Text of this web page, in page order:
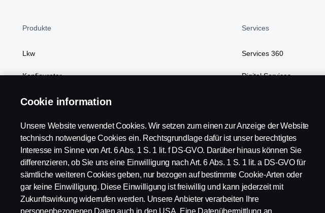
Produkte
Lkw
Konfigurator
Linien- und Reisebusse
Kundenvorteile
Services
Services 360
Digital Services
Scania in Ihrer Region: Deutschland
Cookie information
Unsere Website verwendet Cookies. Wir setzen zum einen zur Anzeige der Website
technisch notwendige Cookies ein. Rechtsgrundlage dafür ist unser berechtigtes
Interesse im Sinne von Art. 6 Abs. 1 S. 1 lit. f DS-GVO. Darüber hinaus können Sie
differenzieren, ob Sie uns eine Einwilligung nach Art. 6 Abs. 1 S. 1 lit. a DS-GVO für
sämtliche weiteren Cookies geben, nur bezogen auf bestimmte Cookie-Arten oder
gar keine Einwilligung. Diese Einwilligung ist freiwillig und kann jederzeit mit
Zukunftswirkung widerrufen werden. Unsere Anbieter verarbeiten Ihre
personenbezogenen Daten auch in den USA. Eine Datenübermittlung an